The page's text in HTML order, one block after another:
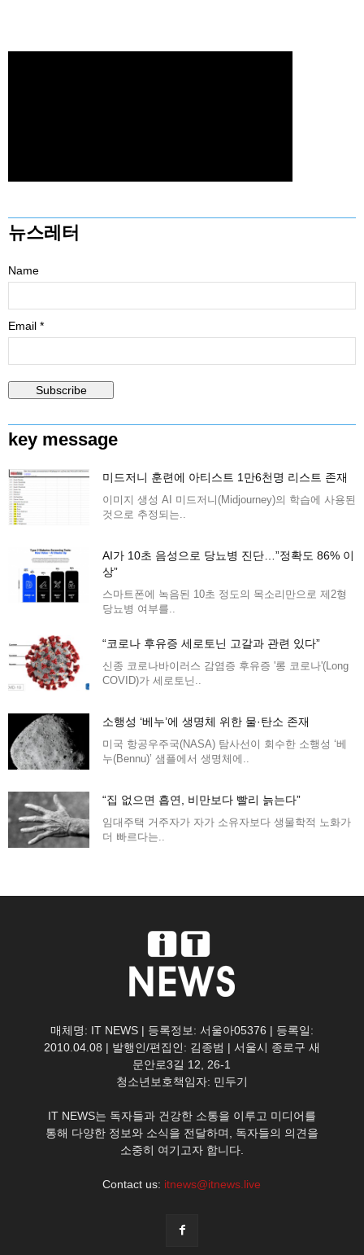
뉴스레터
Name
Email *
key message
미드저니 훈련에 아티스트 1만6천명 리스트 존재
이미지 생성 AI 미드저니(Midjourney)의 학습에 사용된
것으로 추정되는..
AI가 10초 음성으로 당뇨병 진단…”정확도 86% 이
상”
스마트폰에 녹음된 10초 정도의 목소리만으로 제2형
당뇨병 여부를..
“코로나 후유증 세로토닌 고갈과 관련 있다”
신종 코로나바이러스 감염증 후유증 '롱 코로나'(Long
COVID)가 세로토닌..
소행성 ‘베누’에 생명체 위한 물·탄소 존재
미국 항공우주국(NASA) 탐사선이 회수한 소행성 ‘베
누(Bennu)’ 샘플에서 생명체에..
“집 없으면 흡연, 비만보다 빨리 늙는다”
임대주택 거주자가 자가 소유자보다 생물학적 노화가
더 빠르다는..
매체명: IT NEWS | 등록정보: 서울아05376 | 등록일:
2010.04.08 | 발행인/편집인: 김종범 | 서울시 종로구 새
문안로3길 12, 26-1
청소년보호책임자: 민두기
IT NEWS는 독자들과 건강한 소통을 이루고 미디어를
통해 다양한 정보와 소식을 전달하며, 독자들의 의견을
소중히 여기고자 합니다.
Contact us: itnews@itnews.live